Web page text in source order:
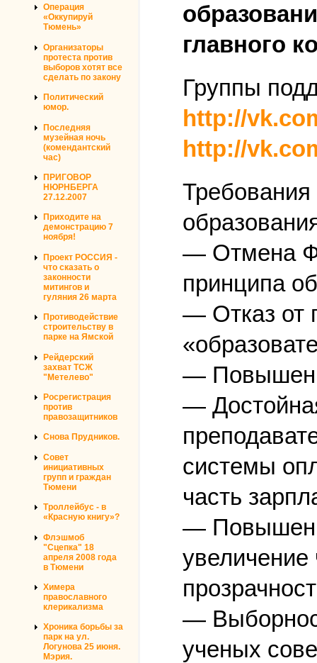
Операция
«Оккупируй
Тюмень»
Организаторы
протеста против
выборов хотят все
сделать по закону
Политический
юмор.
Последняя
музейная ночь
(комендантский
час)
ПРИГОВОР
НЮРНБЕРГА
27.12.2007
Приходите на
демонстрацию 7
ноября!
Проект РОССИЯ -
что сказать о
законности
митингов и
гуляния 26 марта
Противодействие
строительству в
парке на Ямской
Рейдерский
захват ТСЖ
"Метелево"
Росрегистрация
против
правозащитников
Снова Прудников.
Совет
инициативных
групп и граждан
Тюмени
Троллейбус - в
«Красную книгу»?
Флэшмоб
"Сцепка" 18
апреля 2008 года
в Тюмени
Химера
православного
клерикализма
Хроника борьбы за
парк на ул.
Логунова 25 июня.
Мэрия.
главного
Группы
http://
http://
— Отмена
принципа
— Отказ от
—
—
системы
часть
—
—
ученых